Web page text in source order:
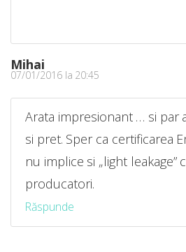
Mihai
07/01/2016 la 20:45
Arata impresionant … si par
si pret. Sper ca certificarea
nu implice si „light leakage”
producatori.
Răspunde